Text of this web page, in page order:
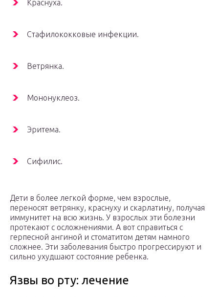
Краснуха.
Стафилококковые инфекции.
Ветрянка.
Мононуклеоз.
Эритема.
Сифилис.
Дети в более легкой форме, чем взрослые,
переносят ветрянку, краснуху и скарлатину, получая
иммунитет на всю жизнь. У взрослых эти болезни
протекают с осложнениями. А вот справиться с
герпесной ангиной и стоматитом детям намного
сложнее. Эти заболевания быстро прогрессируют и
сильно ухудшают состояние ребенка.
Язвы во рту: лечение